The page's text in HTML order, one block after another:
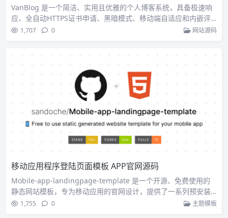
VanBlog 是一个简洁、实用且优雅的个人博客系统，具备极速响
应、全自动HTTPS证书申请、黑暗模式、移动端自适应和内嵌评
论功能。它提供流量统计、图床工具，并支持SEO优化和无限扩
1,707 0 网站源码
移动应用程序登陆页面模板 APP官网源码
Mobile-app-landingpage-template 是一个开源、免费使用的
静态网站模板，专为移动应用的官网设计，提供了一系列预安装
功能，如应用图标展示、无限屏幕截图、链接到应用商店、新闻
1,755 0 主题模板